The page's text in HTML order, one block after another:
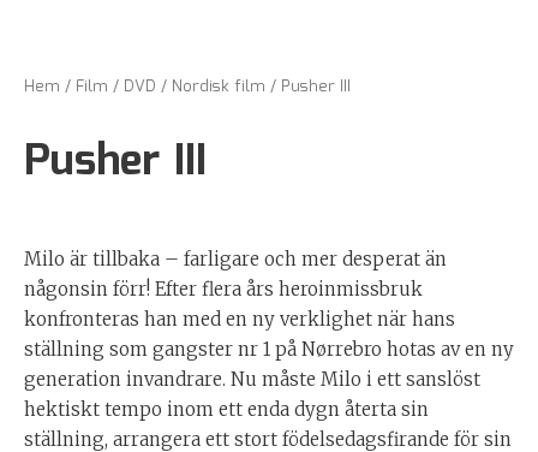
Hem / Film / DVD / Nordisk film / Pusher III
Pusher III
Milo är tillbaka – farligare och mer desperat än
någonsin förr! Efter flera års heroinmissbruk
konfronteras han med en ny verklighet när hans
ställning som gangster nr 1 på Nørrebro hotas av en ny
generation invandrare. Nu måste Milo i ett sanslöst
hektiskt tempo inom ett enda dygn återta sin
ställning, arrangera ett stort födelsedagsfirande för sin